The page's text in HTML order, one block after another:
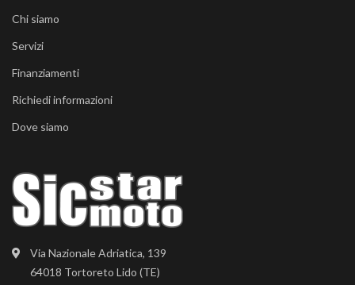
Via Nazionale Adriatica, 139
64018 Tortoreto Lido (TE)
Chi siamo
Servizi
Finanziamenti
Richiedi informazioni
Dove siamo